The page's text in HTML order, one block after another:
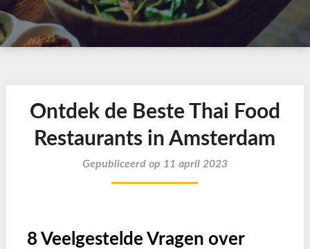
Ontdek de Beste Thai Food
Restaurants in Amsterdam
Gepubliceerd op 11 april 2023
8 Veelgestelde Vragen over